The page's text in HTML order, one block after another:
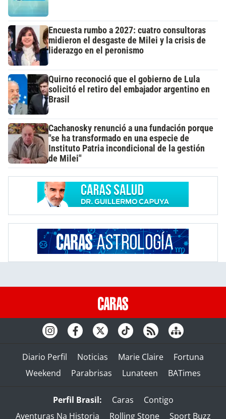
Encuesta rumbo a 2027: cuatro consultoras
midieron el desgaste de Milei y la crisis de
liderazgo en el peronismo
Quirno reconoció que el gobierno de Lula
solicitó el retiro del embajador argentino en
Brasil
Cachanosky renunció a una fundación porque
"se ha transformado en una especie de
Instituto Patria incondicional de la gestión
de Milei"
Diario Perfil Noticias Marie Claire
Fortuna
Weekend
Parabrisas Lunateen BATimes
Perfil Brasil: Caras
Contigo
Aventuras Na Historia
Rolling Stone Sport Buzz